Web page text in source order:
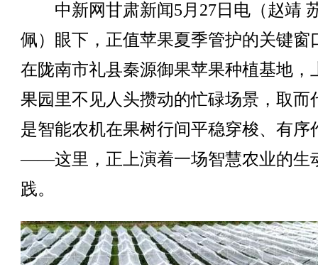
中新网甘肃新闻5月27日电（赵靖
佩）眼下，正值苹果夏季管护的关键窗
在陇南市礼县秦源御果苹果种植基地，
果园里不见人头攒动的忙碌场景，取而
是智能农机在果树行间平稳穿梭、有序
——这里，正上演着一场智慧农业的生
践。